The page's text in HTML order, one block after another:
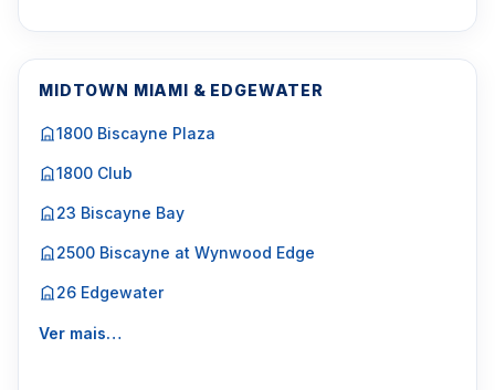
MIDTOWN MIAMI & EDGEWATER
1800 Biscayne Plaza
1800 Club
23 Biscayne Bay
2500 Biscayne at Wynwood Edge
26 Edgewater
Ver mais…